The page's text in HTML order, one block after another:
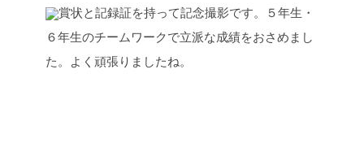
賞状と記録証を持って記念撮影です。５年生・
６年生のチームワークで立派な成績をおさめまし
た。よく頑張りましたね。